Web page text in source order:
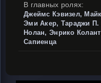
В главных ролях:
Джеймс Кэвизел,
Эми Акер, Тараджи
Нолан, Энрико
Сапиенца